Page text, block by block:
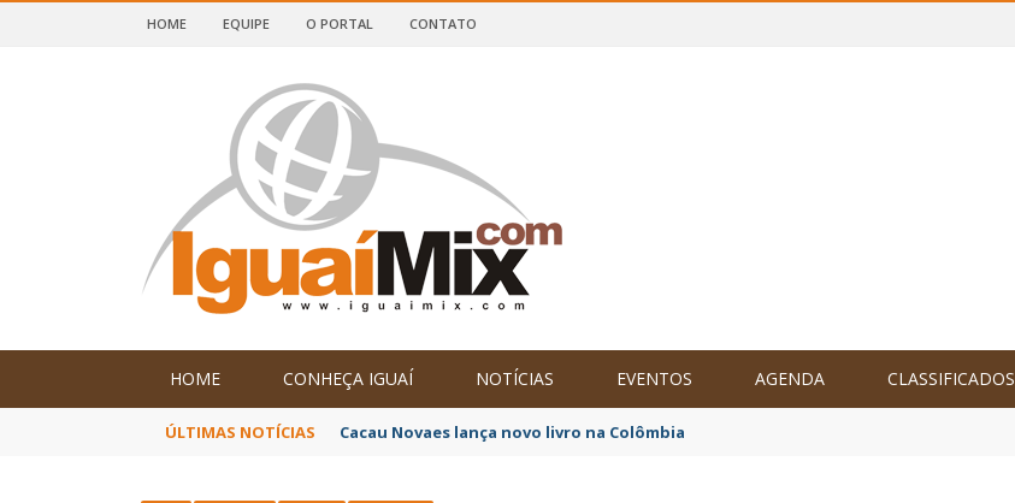
E SUDOESTE DA BAHIA
HOME EQUIPE O PORTAL CONTATO
HOME CONHEÇA IGUAÍ NOTÍCIAS EVENTOS AGENDA CLASSIFICADOS
ÚLTIMAS NOTÍCIAS Cacau Novaes lança novo livro na Colômbia